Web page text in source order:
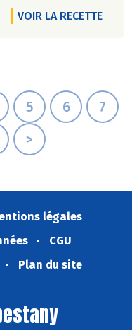
VOIR LA RECETTE
5 6
7
>
légales
CGU
Plan du site